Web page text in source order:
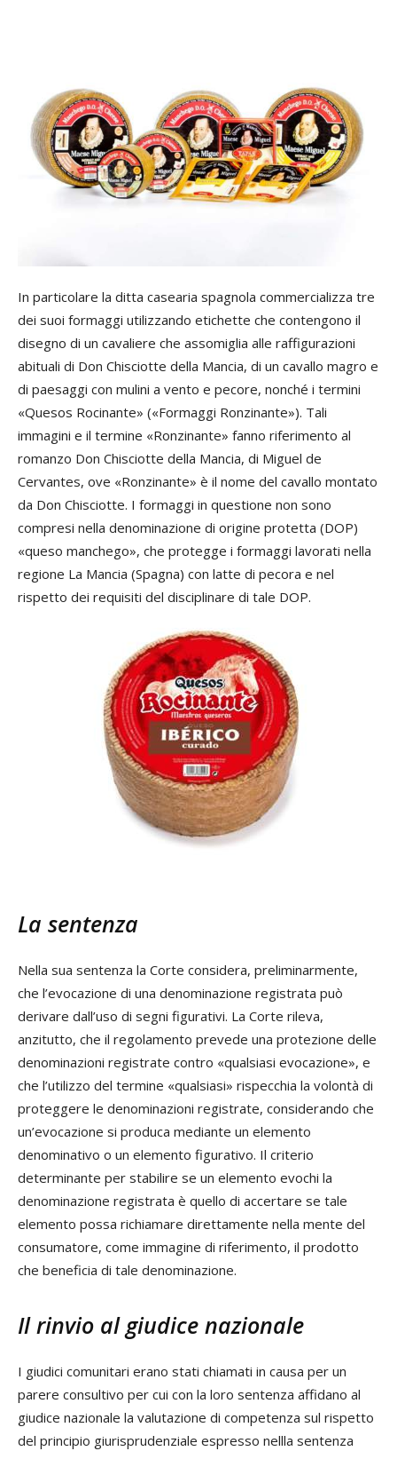
In particolare la ditta casearia spagnola commercializza tre
dei suoi formaggi utilizzando etichette che contengono il
disegno di un cavaliere che assomiglia alle raffigurazioni
abituali di Don Chisciotte della Mancia, di un cavallo magro e
di paesaggi con mulini a vento e pecore, nonché i termini
«Quesos Rocinante» («Formaggi Ronzinante»). Tali
immagini e il termine «Ronzinante» fanno riferimento al
romanzo Don Chisciotte della Mancia, di Miguel de
Cervantes, ove «Ronzinante» è il nome del cavallo montato
da Don Chisciotte. I formaggi in questione non sono
compresi nella denominazione di origine protetta (DOP)
«queso manchego», che protegge i formaggi lavorati nella
regione La Mancia (Spagna) con latte di pecora e nel
rispetto dei requisiti del disciplinare di tale DOP.
La sentenza
Nella sua sentenza la Corte considera, preliminarmente,
che l’evocazione di una denominazione registrata può
derivare dall’uso di segni figurativi. La Corte rileva,
anzitutto, che il regolamento prevede una protezione delle
denominazioni registrate contro «qualsiasi evocazione», e
che l’utilizzo del termine «qualsiasi» rispecchia la volontà di
proteggere le denominazioni registrate, considerando che
un’evocazione si produca mediante un elemento
denominativo o un elemento figurativo. Il criterio
determinante per stabilire se un elemento evochi la
denominazione registrata è quello di accertare se tale
elemento possa richiamare direttamente nella mente del
consumatore, come immagine di riferimento, il prodotto
che beneficia di tale denominazione.
Il rinvio al giudice nazionale
I giudici comunitari erano stati chiamati in causa per un
parere consultivo per cui con la loro sentenza affidano al
giudice nazionale la valutazione di competenza sul rispetto
del principio giurisprudenziale espresso nellla sentenza